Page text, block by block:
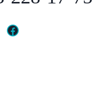
Facebook